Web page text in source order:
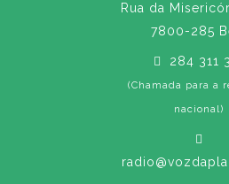
Rua da
7800-285
284 311
(Chamada para a
nacional)